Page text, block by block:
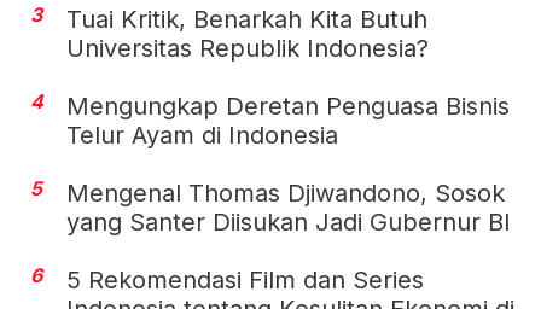
3
Tuai Kritik, Benarkah Kita Butuh
Universitas Republik Indonesia?
4
Mengungkap Deretan Penguasa Bisnis
Telur Ayam di Indonesia
5
Mengenal Thomas Djiwandono, Sosok
yang Santer Diisukan Jadi Gubernur BI
6
5 Rekomendasi Film dan Series